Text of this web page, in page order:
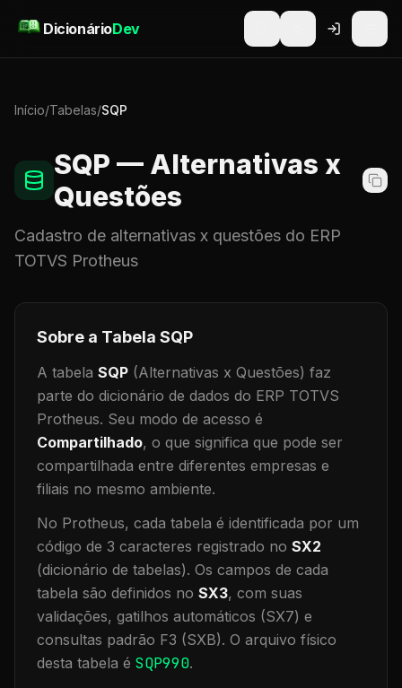
DicionárioDev
Início/Tabelas/SQP
SQP — Alternativas x
Questões
Cadastro de alternativas x questões do ERP
TOTVS Protheus
Sobre a Tabela SQP
A tabela SQP (Alternativas x Questões) faz
parte do dicionário de dados do ERP TOTVS
Protheus. Seu modo de acesso é
Compartilhado, o que significa que pode ser
compartilhada entre diferentes empresas e
filiais no mesmo ambiente.
No Protheus, cada tabela é identificada por um
código de 3 caracteres registrado no SX2
(dicionário de tabelas). Os campos de cada
tabela são definidos no SX3, com suas
validações, gatilhos automáticos (SX7) e
consultas padrão F3 (SXB). O arquivo físico
desta tabela é SQP990.